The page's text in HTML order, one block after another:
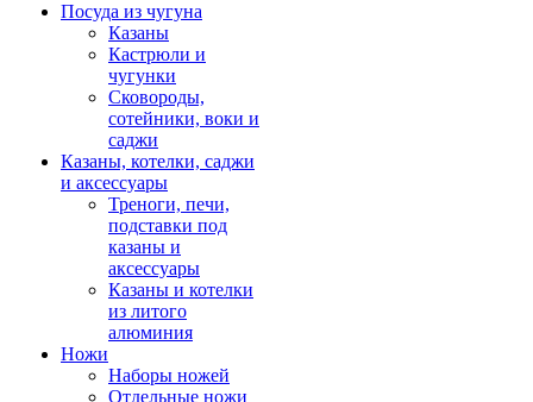
Посуда из чугуна
Казаны
Кастрюли и
чугунки
Сковороды,
сотейники, воки и
саджи
Казаны, котелки, саджи
и аксессуары
Треноги, печи,
подставки под
казаны и
аксессуары
Казаны и котелки
из литого
алюминия
Ножи
Наборы ножей
Отдельные ножи